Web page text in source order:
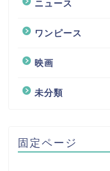
ニュース
ワンピース
映画
未分類
固定ページ